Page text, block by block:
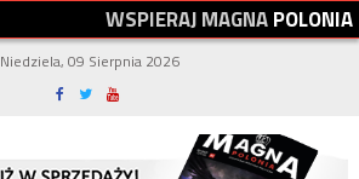
WSPIERAJMAGNAPOLONIA
Niedziela, 09 Sierpnia 2026